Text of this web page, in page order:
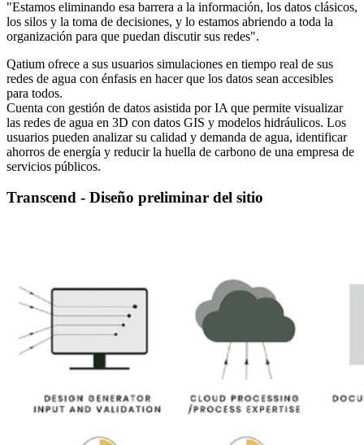
"Estamos eliminando esa barrera a la información, los datos clásicos,
los silos y la toma de decisiones, y lo estamos abriendo a toda la
organización para que puedan discutir sus redes".
Qatium ofrece a sus usuarios simulaciones en tiempo real de sus
redes de agua con énfasis en hacer que los datos sean accesibles
para todos.
Cuenta con gestión de datos asistida por IA que permite visualizar
las redes de agua en 3D con datos GIS y modelos hidráulicos. Los
usuarios pueden analizar su calidad y demanda de agua, identificar
ahorros de energía y reducir la huella de carbono de una empresa de
servicios públicos.
Transcend - Diseño preliminar del sitio